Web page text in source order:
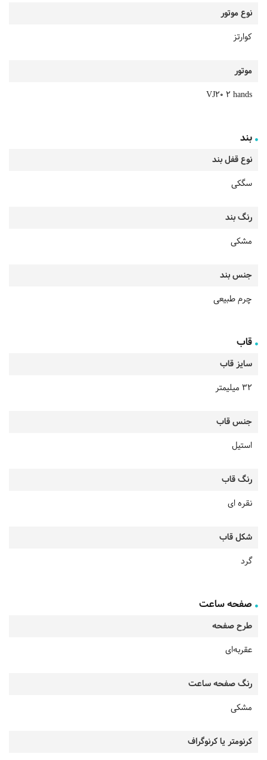
نوع موتور
کوارتز
موتور
VJ20 2 hands
بند
نوع قفل بند
سگکی
رنگ بند
مشکی
جنس بند
چرم طبیعی
قاب
سایز قاب
32 میلیمتر
جنس قاب
استیل
رنگ قاب
نقره ای
شکل قاب
گرد
صفحه ساعت
طرح صفحه
عقربه‌ای
رنگ صفحه ساعت
مشکی
کرنومتر یا کرنوگراف